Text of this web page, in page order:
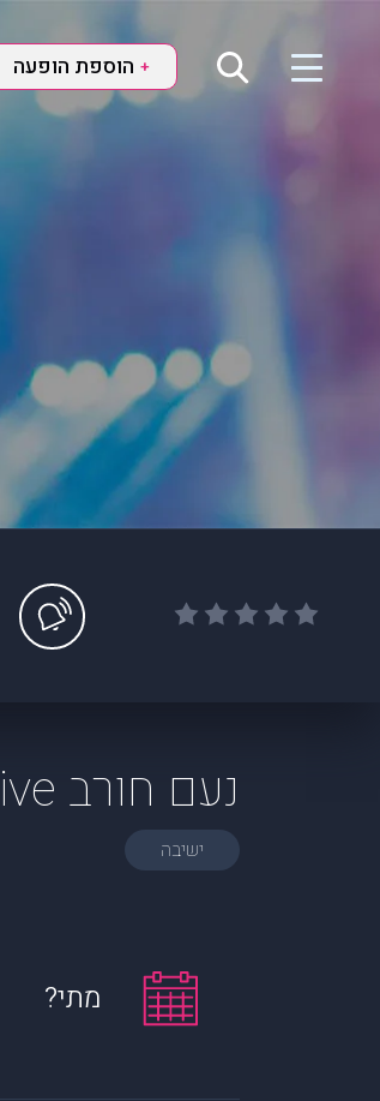
+ הוספת הופעה
נעם חורב live מופע חדש
ישיבה
מתי?